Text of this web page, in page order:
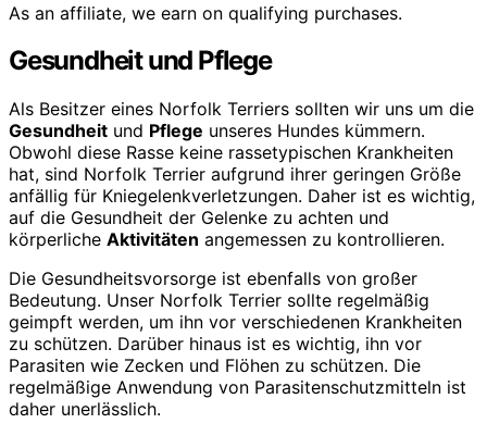
As an affiliate, we earn on qualifying purchases.
Gesundheit und Pflege
Als Besitzer eines Norfolk Terriers sollten wir uns um die
Gesundheit und Pflege unseres Hundes kümmern.
Obwohl diese Rasse keine rassetypischen Krankheiten
hat, sind Norfolk Terrier aufgrund ihrer geringen Größe
anfällig für Kniegelenkverletzungen. Daher ist es wichtig,
auf die Gesundheit der Gelenke zu achten und
körperliche Aktivitäten angemessen zu kontrollieren.
Die Gesundheitsvorsorge ist ebenfalls von großer
Bedeutung. Unser Norfolk Terrier sollte regelmäßig
geimpft werden, um ihn vor verschiedenen Krankheiten
zu schützen. Darüber hinaus ist es wichtig, ihn vor
Parasiten wie Zecken und Flöhen zu schützen. Die
regelmäßige Anwendung von Parasitenschutzmitteln ist
daher unerlässlich.